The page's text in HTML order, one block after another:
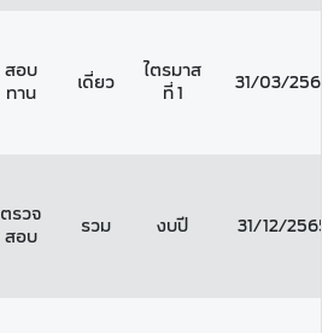
สอบ
ทาน
เดี่ยว
ไตรมาส
ที่ 1
31/03/2566
ตรวจ
สอบ
รวม งบปี 31/12/2565